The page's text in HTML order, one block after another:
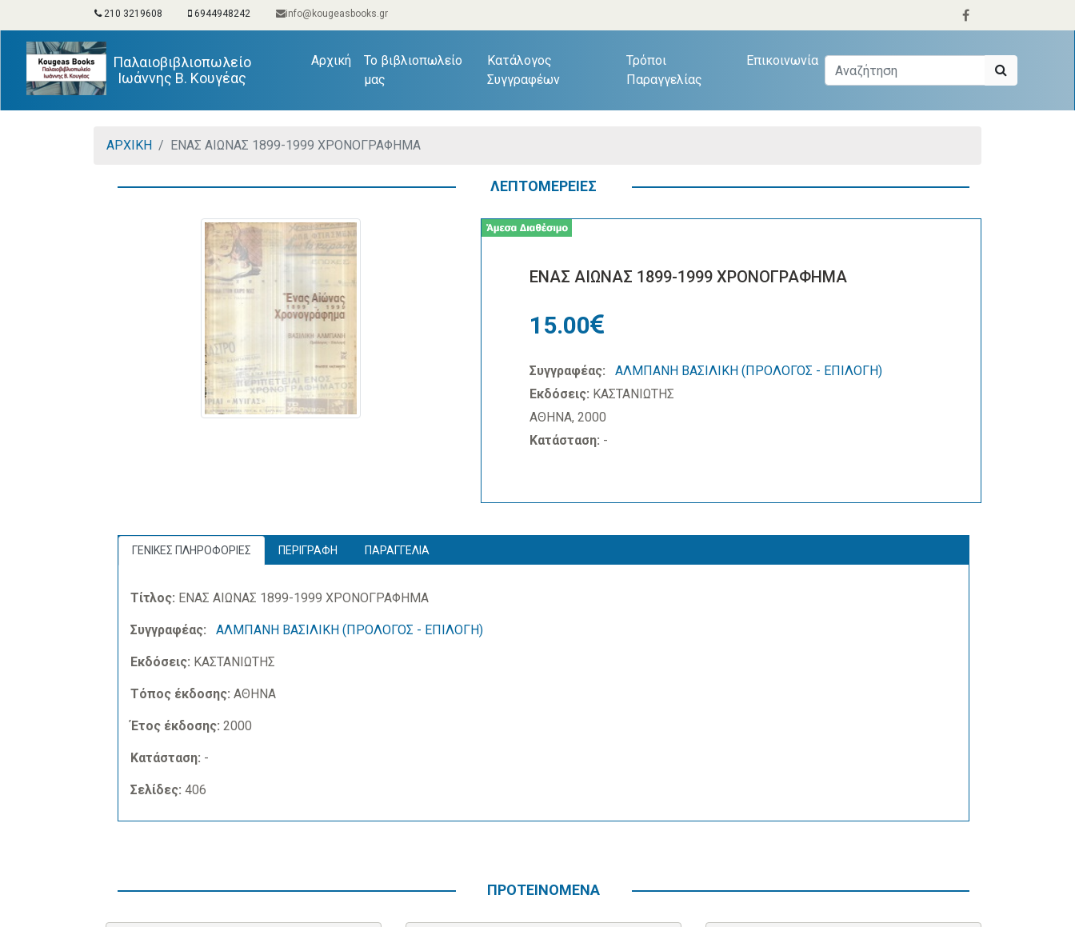
210 3219608 6944948242 info@kougeasbooks.gr
Παλαιοβιβλιοπωλείο
Ιωάννης Β. Κουγέας
Αρχική(current)
Το βιβλιοπωλείο
μας
Κατάλογος
Συγγραφέων
Τρόποι
Παραγγελίας
Επικοινωνία
ΑΡΧΙΚΗ ΕΝΑΣ ΑΙΩΝΑΣ 1899-1999 ΧΡΟΝΟΓΡΑΦΗΜΑ
ΛΕΠΤΟΜΕΡΕΙΕΣ
ΕΝΑΣ ΑΙΩΝΑΣ 1899-1999 ΧΡΟΝΟΓΡΑΦΗΜΑ
15.00
Συγγραφέας:
ΑΛΜΠΑΝΗ ΒΑΣΙΛΙΚΗ (ΠΡΟΛΟΓΟΣ - ΕΠΙΛΟΓΗ)
Εκδόσεις: ΚΑΣΤΑΝΙΩΤΗΣ
ΑΘΗΝΑ, 2000
Κατάσταση: -
ΓΕΝΙΚΕΣ ΠΛΗΡΟΦΟΡΙΕΣ ΠΕΡΙΓΡΑΦΗ ΠΑΡΑΓΓΕΛΙΑ
Τίτλος: ΕΝΑΣ ΑΙΩΝΑΣ 1899-1999 ΧΡΟΝΟΓΡΑΦΗΜΑ
Συγγραφέας: ΑΛΜΠΑΝΗ ΒΑΣΙΛΙΚΗ (ΠΡΟΛΟΓΟΣ - ΕΠΙΛΟΓΗ)
Εκδόσεις: ΚΑΣΤΑΝΙΩΤΗΣ
Τόπος έκδοσης: ΑΘΗΝΑ
Έτος έκδοσης: 2000
Κατάσταση: -
Σελίδες: 406
ΠΡΟΤΕΙΝΟΜΕΝΑ